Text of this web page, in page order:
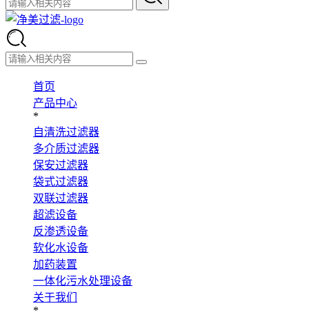
首页
产品中心
*
自清洗过滤器
多介质过滤器
保安过滤器
袋式过滤器
双联过滤器
超滤设备
反渗透设备
软化水设备
加药装置
一体化污水处理设备
关于我们
*